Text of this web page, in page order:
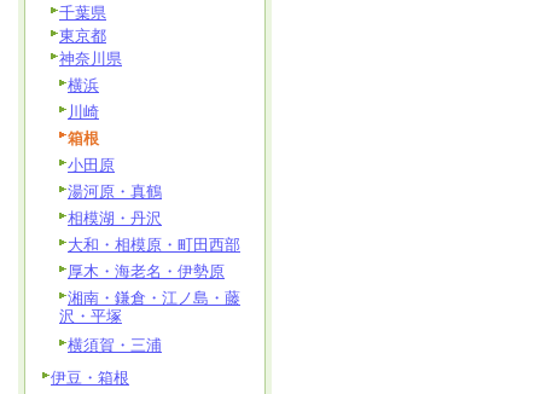
千葉県
東京都
神奈川県
横浜
川崎
箱根
小田原
湯河原・真鶴
相模湖・丹沢
大和・相模原・町田西部
厚木・海老名・伊勢原
湘南・鎌倉・江ノ島・藤
沢・平塚
横須賀・三浦
伊豆・箱根